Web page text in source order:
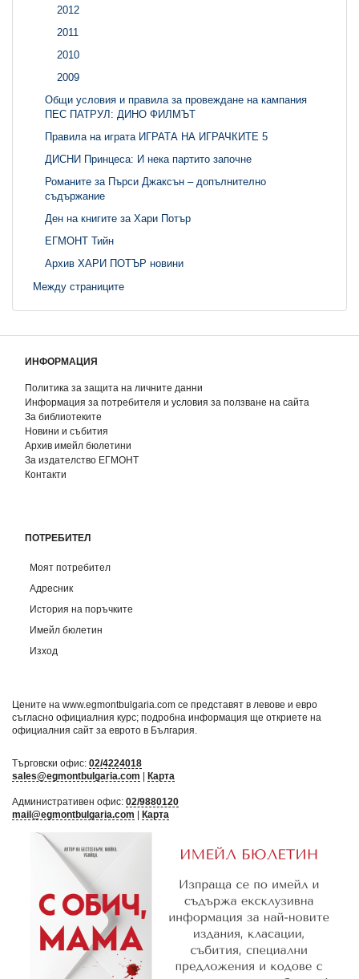
2012
2011
2010
2009
Общи условия и правила за провеждане на кампания
ПЕС ПАТРУЛ: ДИНО ФИЛМЪТ
Правила на играта ИГРАТА НА ИГРАЧКИТЕ 5
ДИСНИ Принцеса: И нека партито започне
Романите за Пърси Джаксън – допълнително
съдържание
Ден на книгите за Хари Потър
ЕГМОНТ Тийн
Архив ХАРИ ПОТЪР новини
Между страниците
ИНФОРМАЦИЯ
Политика за защита на личните данни
Информация за потребителя и условия за ползване на сайта
За библиотеките
Новини и събития
Архив имейл бюлетини
За издателство ЕГМОНТ
Контакти
ПОТРЕБИТЕЛ
Моят потребител
Адресник
История на поръчките
Имейл бюлетин
Изход
Цените на www.egmontbulgaria.com се представят в левове и евро
съгласно официалния курс; подробна информация ще откриете на
официалния сайт за еврото в България
Търговски офис: 02/4224018
sales@egmontbulgaria.com | Карта
Административен офис: 02/9880120
mail@egmontbulgaria.com | Карта